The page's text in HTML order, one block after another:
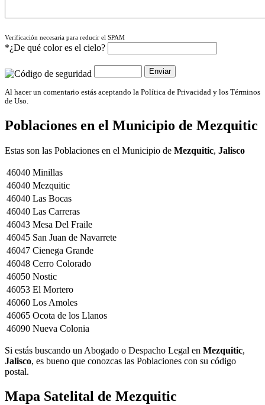
Verificación necesaria para reducir el SPAM
*¿De qué color es el cielo?
Al hacer un comentario estás aceptando la Política de Privacidad y los Términos
de Uso.
Poblaciones en el Municipio de Mezquitic
Estas son las Poblaciones en el Municipio de Mezquitic, Jalisco
46040 Minillas
46040 Mezquitic
46040 Las Bocas
46040 Las Carreras
46043 Mesa Del Fraile
46045 San Juan de Navarrete
46047 Cienega Grande
46048 Cerro Colorado
46050 Nostic
46053 El Mortero
46060 Los Amoles
46065 Ocota de los Llanos
46090 Nueva Colonia
Si estás buscando un Abogado o Despacho Legal en Mezquitic,
Jalisco, es bueno que conozcas las Poblaciones con su código
postal.
Mapa Satelital de Mezquitic